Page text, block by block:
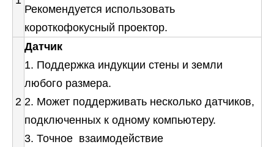
Рекомендуется использовать
короткофокусный проектор.
2
Датчик
1. Поддержка индукции стены и земли
любого размера.
2. Может поддерживать несколько датчиков,
подключенных к одному компьютеру.
3. Точное взаимодействие